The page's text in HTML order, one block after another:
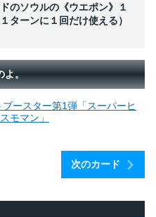
のソウルの《ウエポン》１
ターンに１回だけ使える）
よ。
ースター第1弾「スーパーヒ
モマン」
次のカード